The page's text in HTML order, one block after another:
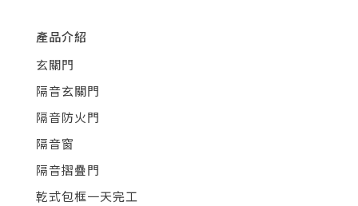
產品介紹
玄關門
隔音玄關門
隔音防火門
隔音窗
隔音摺疊門
乾式包框一天完工